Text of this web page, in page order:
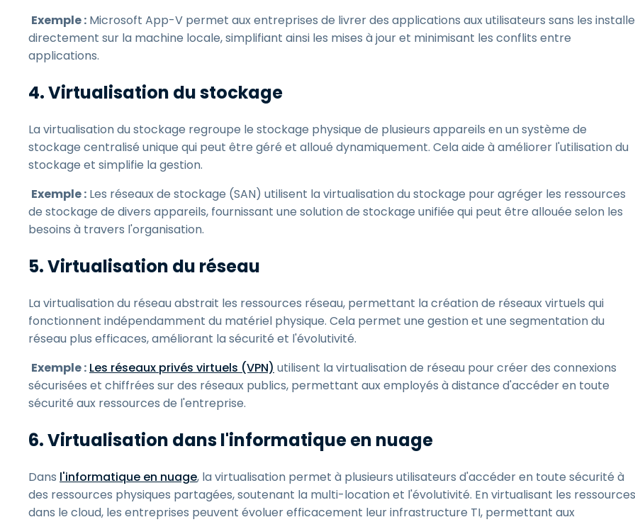
Exemple : Microsoft App-V permet aux entreprises de livrer des applications aux utilisateurs sans les
directement sur la machine locale, simplifiant ainsi les mises à jour et minimisant les conflits entre
applications.
4. Virtualisation du stockage
La virtualisation du stockage regroupe le stockage physique de plusieurs appareils en un système de
stockage centralisé unique qui peut être géré et alloué dynamiquement. Cela aide à améliorer l'utilisation du
stockage et simplifie la gestion.
Exemple : Les réseaux de stockage (SAN) utilisent la virtualisation du stockage pour agréger les ressources
de stockage de divers appareils, fournissant une solution de stockage unifiée qui peut être allouée selon les
besoins à travers l'organisation.
5. Virtualisation du réseau
La virtualisation du réseau abstrait les ressources réseau, permettant la création de réseaux virtuels qui
fonctionnent indépendamment du matériel physique. Cela permet une gestion et une segmentation du
réseau plus efficaces, améliorant la sécurité et l'évolutivité.
Exemple : Les réseaux privés virtuels (VPN) utilisent la virtualisation de réseau pour créer des connexions
sécurisées et chiffrées sur des réseaux publics, permettant aux employés à distance d'accéder en toute
sécurité aux ressources de l'entreprise.
6. Virtualisation dans l'informatique en nuage
Dans l'informatique en nuage, la virtualisation permet à plusieurs utilisateurs d'accéder en toute sécurité à
des ressources physiques partagées, soutenant la multi-location et l'évolutivité. En virtualisant les ressources
dans le cloud, les entreprises peuvent évoluer efficacement leur infrastructure TI, permettant aux